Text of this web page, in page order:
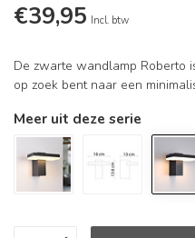
€39,95 Incl. btw
De zwarte wandlamp Roberto
op zoek bent naar een
Meer uit deze serie